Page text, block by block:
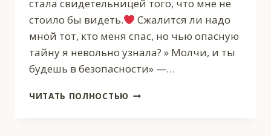
стала свидетельницей того, что мне не
стоило бы видеть.
Сжалится ли надо
мной тот, кто меня спас, но чью опасную
тайну я невольно узнала? » Молчи, и ты
будешь в безопасности» —…
ЧИТАТЬ ПОЛНОСТЬЮ МОЯ